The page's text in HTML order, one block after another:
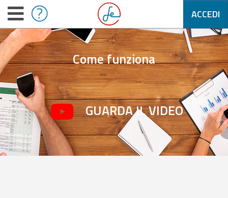
ACCEDI
Come funziona
GUARDA IL VIDEO